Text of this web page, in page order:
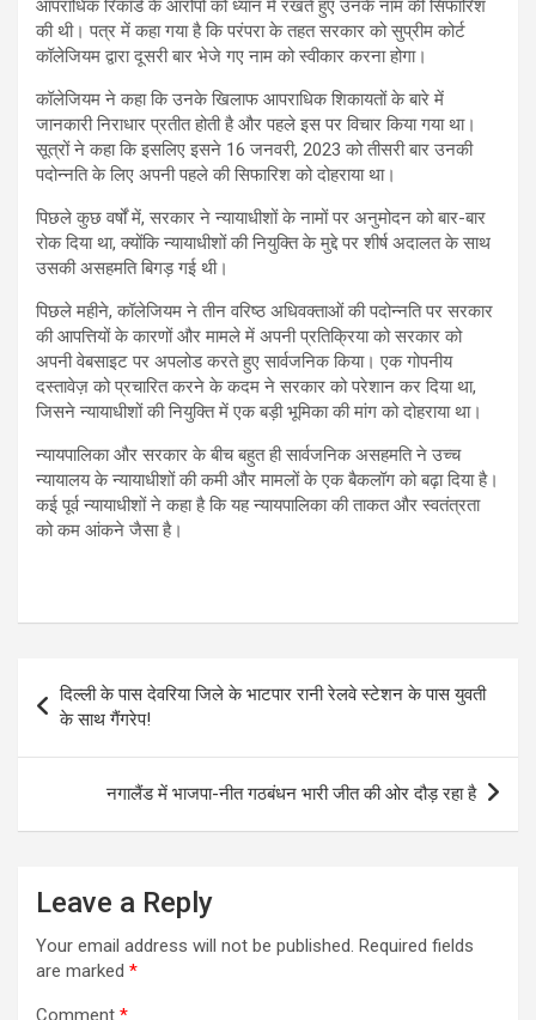
आपराधिक रिकॉर्ड के आरोपों को ध्यान में रखते हुए उनके नाम की सिफारिश
की थी। पत्र में कहा गया है कि परंपरा के तहत सरकार को सुप्रीम कोर्ट
कॉलेजियम द्वारा दूसरी बार भेजे गए नाम को स्वीकार करना होगा।
कॉलेजियम ने कहा कि उनके खिलाफ आपराधिक शिकायतों के बारे में
जानकारी निराधार प्रतीत होती है और पहले इस पर विचार किया गया था।
सूत्रों ने कहा कि इसलिए इसने 16 जनवरी, 2023 को तीसरी बार उनकी
पदोन्नति के लिए अपनी पहले की सिफारिश को दोहराया था।
पिछले कुछ वर्षों में, सरकार ने न्यायाधीशों के नामों पर अनुमोदन को बार-बार
रोक दिया था, क्योंकि न्यायाधीशों की नियुक्ति के मुद्दे पर शीर्ष अदालत के साथ
उसकी असहमति बिगड़ गई थी।
पिछले महीने, कॉलेजियम ने तीन वरिष्ठ अधिवक्ताओं की पदोन्नति पर सरकार
की आपत्तियों के कारणों और मामले में अपनी प्रतिक्रिया को सरकार को
अपनी वेबसाइट पर अपलोड करते हुए सार्वजनिक किया। एक गोपनीय
दस्तावेज़ को प्रचारित करने के कदम ने सरकार को परेशान कर दिया था,
जिसने न्यायाधीशों की नियुक्ति में एक बड़ी भूमिका की मांग को दोहराया था।
न्यायपालिका और सरकार के बीच बहुत ही सार्वजनिक असहमति ने उच्च
न्यायालय के न्यायाधीशों की कमी और मामलों के एक बैकलॉग को बढ़ा दिया है।
कई पूर्व न्यायाधीशों ने कहा है कि यह न्यायपालिका की ताकत और स्वतंत्रता
को कम आंकने जैसा है।
navigation
दिल्ली के पास देवरिया जिले के भाटपार रानी रेलवे स्टेशन के पास युवती
के साथ गैंगरेप!
नगालैंड में भाजपा-नीत गठबंधन भारी जीत की ओर दौड़ रहा है
Leave a Reply
Your email address will not be published. Required fields
are marked *
Comment *